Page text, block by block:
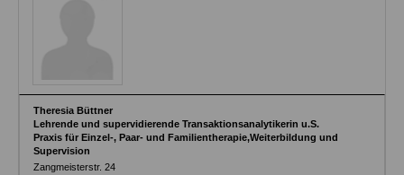
Theresia Büttner
Lehrende und supervidierende Transaktionsanalytikerin u.S.
Praxis für Einzel-, Paar- und Familientherapie,Weiterbildung und
Supervision
Zangmeisterstr. 24